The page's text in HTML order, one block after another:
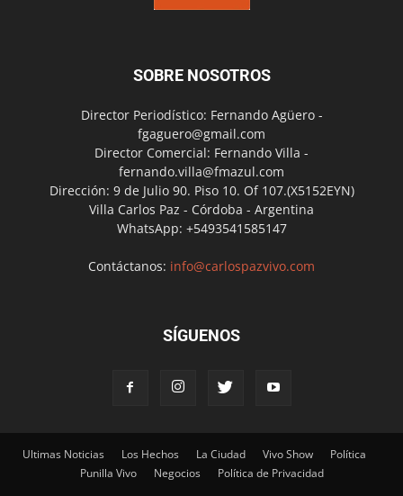
SOBRE NOSOTROS
Director Periodístico: Fernando Agüero -
fgaguero@gmail.com
Director Comercial: Fernando Villa -
fernando.villa@fmazul.com
Dirección: 9 de Julio 90. Piso 10. Of 107.(X5152EYN)
Villa Carlos Paz - Córdoba - Argentina
WhatsApp: +5493541585147
Contáctanos: info@carlospazvivo.com
SÍGUENOS
Ultimas Noticias Los Hechos La Ciudad Vivo Show
Política
Punilla Vivo
Negocios Política de Privacidad